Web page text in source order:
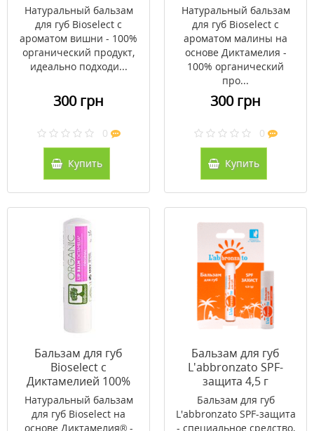
Натуральный бальзам
для губ Bioselect с
ароматом вишни - 100%
органический продукт,
идеально подходи...
300 грн
0
Купить
Натуральный бальзам
для губ Bioselect с
ароматом малины на
основе Диктамелия -
100% органический
про...
300 грн
0
Купить
Бальзам для губ
Bioselect с
Диктамелией 100%
органический 4,4г
Натуральный бальзам
для губ Bioselect на
основе Диктамелия® -
Бальзам для губ
L'abbronzato SPF-
защита 4,5 г
Бальзам для губ
L'abbronzato SPF-защита
- специальное средство,